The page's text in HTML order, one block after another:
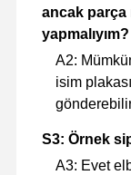
ancak parça
yapmalıyım?
A2:
isim
S3: Örnek
A3: Evet